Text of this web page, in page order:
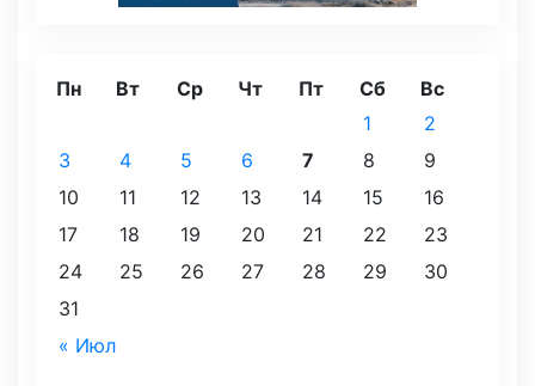
Пн Вт Ср Чт Пт Сб Вс
« Июл
1
2
3
4 5 6 7 8
9
10
11 12 13 14 15
16
17
18 19 20 21 22
23
24
25 26 27 28 29
30
31